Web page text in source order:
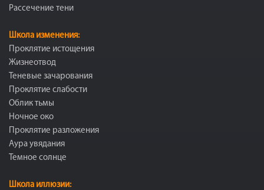
Рассечение тени
Школа изменения:
Проклятие истощения
Жизнеотвод
Теневые зачарования
Проклятие слабости
Облик тьмы
Ночное око
Проклятие разложения
Аура увядания
Темное солнце
Школа иллюзии: